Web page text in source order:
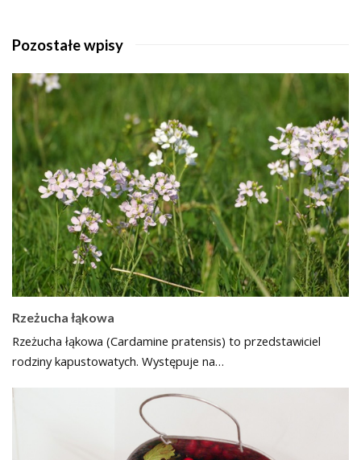
Pozostałe wpisy
Rzeżucha łąkowa
Rzeżucha łąkowa (Cardamine pratensis) to przedstawiciel
rodziny kapustowatych. Występuje na…